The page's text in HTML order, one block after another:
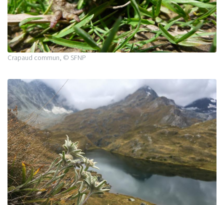
Crapaud commun, © SFNP